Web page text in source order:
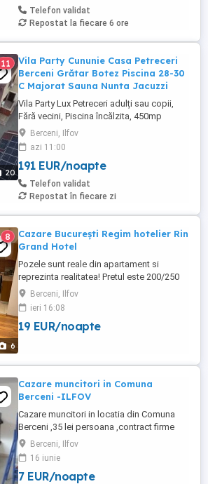
, filmări , ședințe foto, clipuri video, ...
Telefon validat
Repostat la fiecare 6 ore
20
11
Vila Party Cununie Casa Petreceri
Berceni Grătar Botez Piscina 28-30
C Majorat Sauna Nunta Jacuzzi
Vila Party Lux Petreceri adulți sau copii,
Fără vecini, Piscina încălzita, 450mp
S+P+2E lângă București ( Berceni- Ilfov) ,
asfalt, Uber Bolt ,pentru cazare regim
hotelier, petreceri copii, pool party 30 ,
onomastici , nunti , botezuri, team building
, filmări , ședințe foto, clipuri video, pool
party, ...
Berceni, Ilfov
azi 11:00
191 EUR/noapte
Telefon validat
Repostat în fiecare zi
6
8
Cazare București Regim hotelier Rin
Grand Hotel
Pozele sunt reale din apartament si
reprezinta realitatea! Pretul este 200/250
de lei în funcție de locatie -tranzit 3 ore/
100 de lei Apartamentele cu chirie in regim
hotelier se afla in Bucuresti, zona Vitan,
sector 4, aproape de zona Tineretului
Berceni, Ilfov
ieri 16:08
19 EUR/noapte
Cazare muncitori in Comuna
Berceni -ILFOV
Cazare muncitori in locatia din Comuna
Berceni ,35 lei persoana ,contract firme
termen lung-scurt pentru echipe de
muncitori ,bucatarie-baie ,aer
conditionat,electrocasnice noi ,tv,wifi,
parcare ,curte ,toate utilitatile incluse .
Berceni, Ilfov
16 iunie
7 EUR/noapte